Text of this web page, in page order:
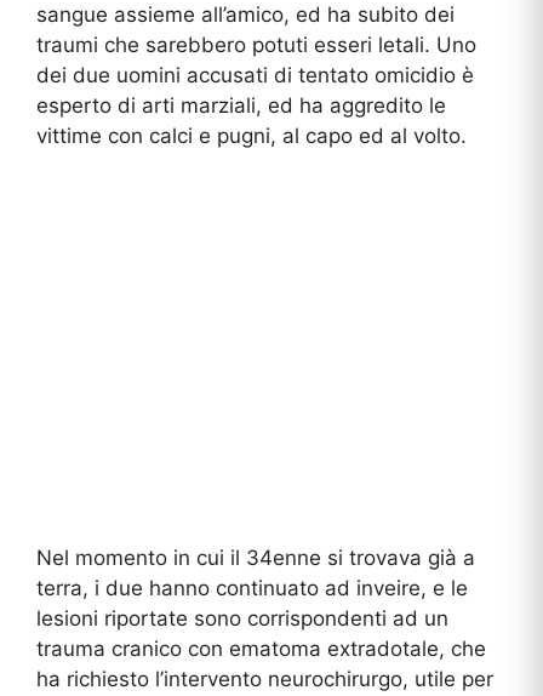
sangue assieme all’amico, ed ha subito dei
traumi che sarebbero potuti esseri letali. Uno
dei due uomini accusati di tentato omicidio è
esperto di arti marziali, ed ha aggredito le
vittime con calci e pugni, al capo ed al volto.
Nel momento in cui il 34enne si trovava già a
terra, i due hanno continuato ad inveire, e le
lesioni riportate sono corrispondenti ad un
trauma cranico con ematoma extradotale, che
ha richiesto l’intervento neurochirurgo, utile per